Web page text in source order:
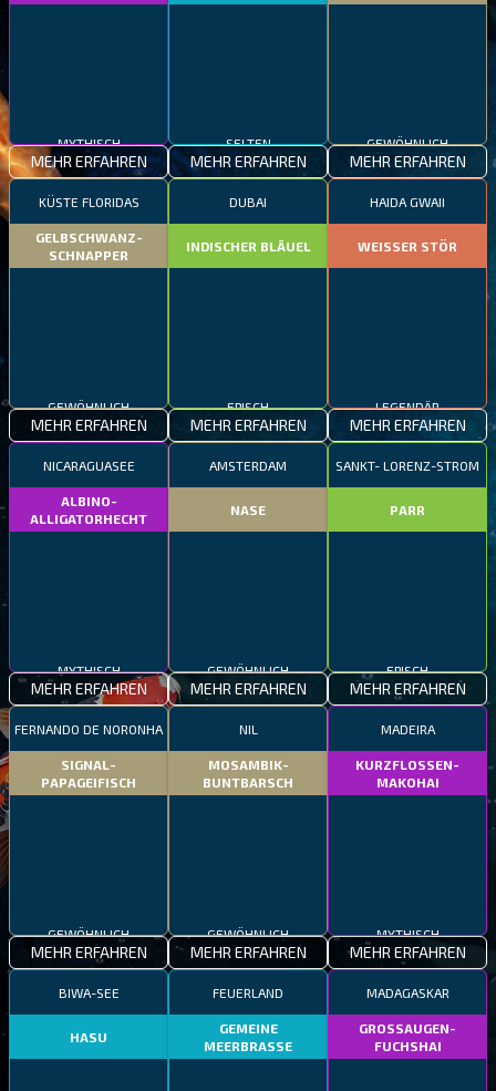
MYTHISCH
MEHR ERFAHREN
SELTEN
MEHR ERFAHREN
GEWÖHNLICH
MEHR ERFAHREN
KÜSTE FLORIDAS
GELBSCHWANZ-
SCHNAPPER
GEWÖHNLICH
MEHR ERFAHREN
DUBAI
INDISCHER BLÄUEL
EPISCH
MEHR ERFAHREN
HAIDA GWAII
WEISSER STÖR
LEGENDÄR
MEHR ERFAHREN
NICARAGUASEE
ALBINO-
ALLIGATORHECHT
MYTHISCH
MEHR ERFAHREN
AMSTERDAM
NASE
GEWÖHNLICH
MEHR ERFAHREN
SANKT- LORENZ-STROM
PARR
EPISCH
MEHR ERFAHREN
FERNANDO DE NORONHA
SIGNAL-
PAPAGEIFISCH
GEWÖHNLICH
MEHR ERFAHREN
NIL
MOSAMBIK-
BUNTBARSCH
GEWÖHNLICH
MEHR ERFAHREN
MADEIRA
KURZFLOSSEN-
MAKOHAI
MYTHISCH
MEHR ERFAHREN
BIWA-SEE
HASU
FEUERLAND
GEMEINE
MEERBRASSE
MADAGASKAR
GROSSAUGEN-
FUCHSHAI